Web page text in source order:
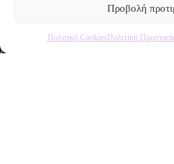
Προβολή
Πολιτική Cookies Πολιτική
Τρόποι Πληρωμής
Ο Λογαριασμός μου